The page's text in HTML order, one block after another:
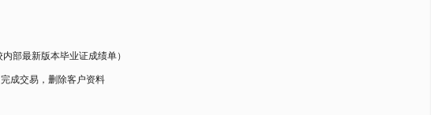
部最新版本毕业证成绩单）
成交易，删除客户资料